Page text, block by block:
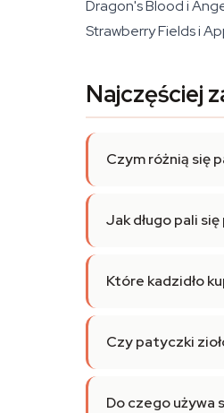
Dragon's Blood i
Strawberry Fields i
Najczęściej
Czym różnią się
Jak długo pali
Które kadzidło
Czy patyczki
Do czego używa